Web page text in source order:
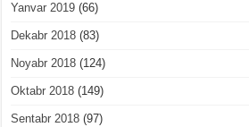
Yanvar 2019 (66)
Dekabr 2018 (83)
Noyabr 2018 (124)
Oktabr 2018 (149)
Sentabr 2018 (97)